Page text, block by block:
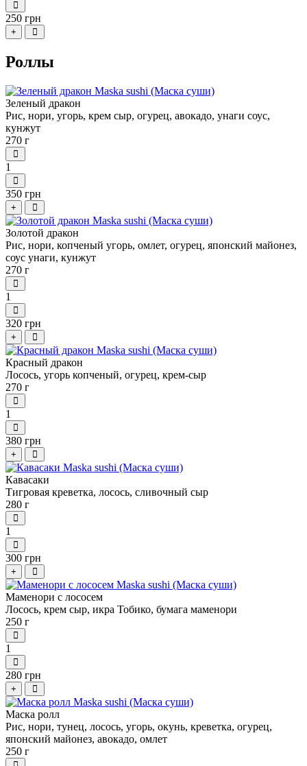
250 грн
+
Роллы
Зеленый дракон
Рис, нори, угорь, крем сыр, огурец, авокадо, унаги соус,
кунжут
270 г
1
350 грн
+
Золотой дракон
Рис, нори, копченый угорь, омлет, огурец, японский майонез,
соус унаги, кунжут
270 г
1
320 грн
+
Красный дракон
Лосось, угорь копченый, огурец, крем-сыр
270 г
1
380 грн
+
Кавасаки
Тигровая креветка, лосось, сливочный сыр
280 г
1
300 грн
+
Маменори с лососем
Лосось, крем сыр, икра Тобико, бумага маменори
250 г
1
280 грн
+
Маска ролл
Рис, нори, тунец, лосось, угорь, окунь, креветка, огурец,
японский майонез, авокадо, омлет
250 г